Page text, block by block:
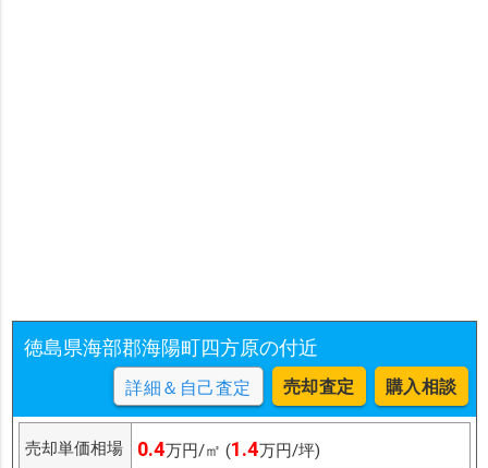
徳島県海部郡海陽町四方原の付近
詳細＆自己査定 売却査定 購入相談
売却単価相場 0.4万円/㎡ (1.4万円/坪)